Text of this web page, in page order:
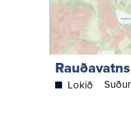
Lokið